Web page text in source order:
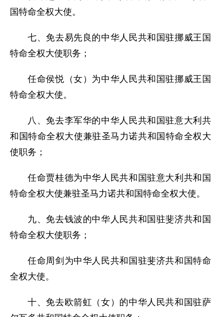
国特命全权大使。
七、免去易先良的中华人民共和国驻挪威王国
特命全权大使职务；
任命侯悦（女）为中华人民共和国驻挪威王国
特命全权大使。
八、免去李军华的中华人民共和国驻意大利共
和国特命全权大使兼驻圣马力诺共和国特命全权大
使职务；
任命贾桂德为中华人民共和国驻意大利共和国
特命全权大使兼驻圣马力诺共和国特命全权大使。
九、免去钱波的中华人民共和国驻斐济共和国
特命全权大使职务；
任命周剑为中华人民共和国驻斐济共和国特命
全权大使。
十、免去欧箭虹（女）的中华人民共和国驻萨